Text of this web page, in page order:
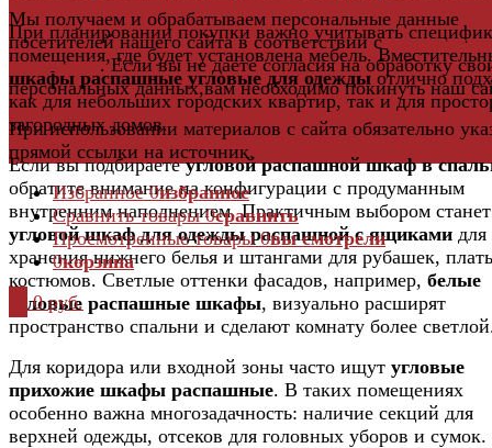
При планировании покупки важно учитывать
помещения, где будет установлена мебель.
шкафы распашные угловые для одеждыотлично
как для небольших городских квартир, так и для
загородных домов.
Если вы подбираетеугловой распашной шкаф в
обратите внимание на конфигурации с продуманным
внутренним наполнением. Практичным выбором станет
угловой шкаф для одежды распашной с ящиками для
хранения нижнего белья и штангами для рубашек,
костюмов. Светлые оттенки фасадов, например, белые
угловые распашные шкафы, визуально расширят
пространство спальни и сделают комнату более
Для коридора или входной зоны часто ищут угловые
прихожие шкафы распашные. В таких помещениях
особенно важна многозадачность: наличие секций для
верхней одежды, отсеков для головных уборов и
Мы получаем и обрабатываем персональные данные
посетителей нашего сайта в соответствии с
политикой. Если вы не даете согласия на обработку
персональных данных,вам необходимо покинуть наш
При использовании материалов с сайта обязательно
прямой ссылки на источник.
Избранное 0избранное
Сравнить товары 0сравнить
Просмотренные товары 0вы смотрели
0корзина
0 руб.